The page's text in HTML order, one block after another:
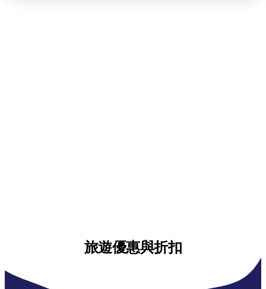
旅遊優惠與折扣